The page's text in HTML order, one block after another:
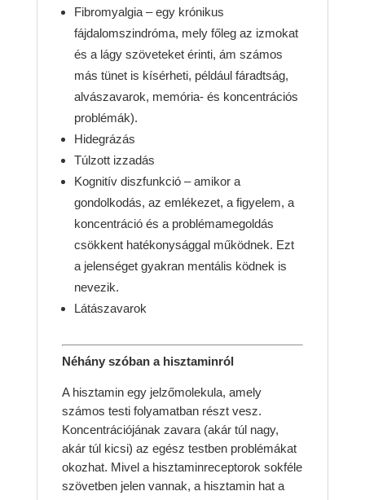
Fibromyalgia – egy krónikus
fájdalomszindróma, mely főleg az izmokat
és a lágy szöveteket érinti, ám számos
más tünet is kísérheti, például fáradtság,
alvászavarok, memória- és koncentrációs
problémák).
Hidegrázás
Túlzott izzadás
Kognitív diszfunkció – amikor a
gondolkodás, az emlékezet, a figyelem, a
koncentráció és a problémamegoldás
csökkent hatékonysággal működnek. Ezt
a jelenséget gyakran mentális ködnek is
nevezik.
Látászavarok
Néhány szóban a hisztaminról
A hisztamin egy jelzőmolekula, amely
számos testi folyamatban részt vesz.
Koncentrációjának zavara (akár túl nagy,
akár túl kicsi) az egész testben problémákat
okozhat. Mivel a hisztaminreceptorok sokféle
szövetben jelen vannak, a hisztamin hat a